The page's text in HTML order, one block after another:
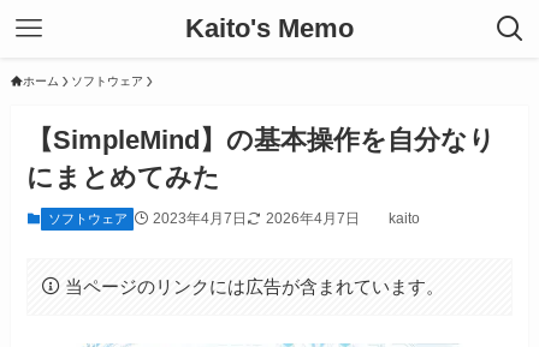
Kaito's Memo
ホーム ソフトウェア
【SimpleMind】の基本操作を自分なり
にまとめてみた
ソフトウェア 2023年4月7日 2026年4月7日 kaito
当ページのリンクには広告が含まれています。